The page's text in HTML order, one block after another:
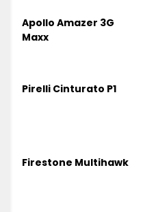
Apollo Amazer 3G
Maxx
Pirelli Cinturato P1
Firestone Multihawk